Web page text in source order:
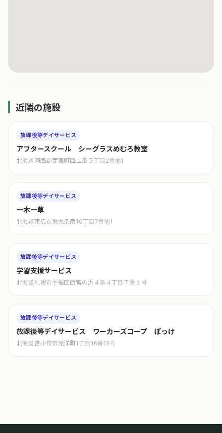
近隣の施設
放課後等デイサービス
アフタースクール シーグラスめむろ教室
北海道河西郡芽室町西二条５丁目2番地1
放課後等デイサービス
一木一草
北海道帯広市東九条南10丁目7番地1
放課後等デイサービス
学習支援サービス
北海道札幌市手稲区西宮の沢４条４丁目７番１号
放課後等デイサービス
放課後等デイサービス ワーカーズコープ ぽっけ
北海道苫小牧市光洋町1丁目16番18号